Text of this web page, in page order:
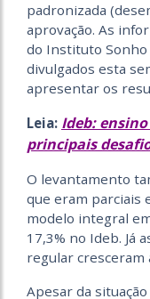
padronizada
aprovação. As
do Instituto
divulgados esta
apresentar os
Leia: Ideb:
principais
O levantamento
que eram parciais
modelo integral
17,3% no Ideb. Já
regular cresceram
Apesar da